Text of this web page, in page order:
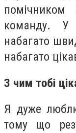
помічником
команду.
набагато
набагато
З чим тобі
Я дуже
тому що